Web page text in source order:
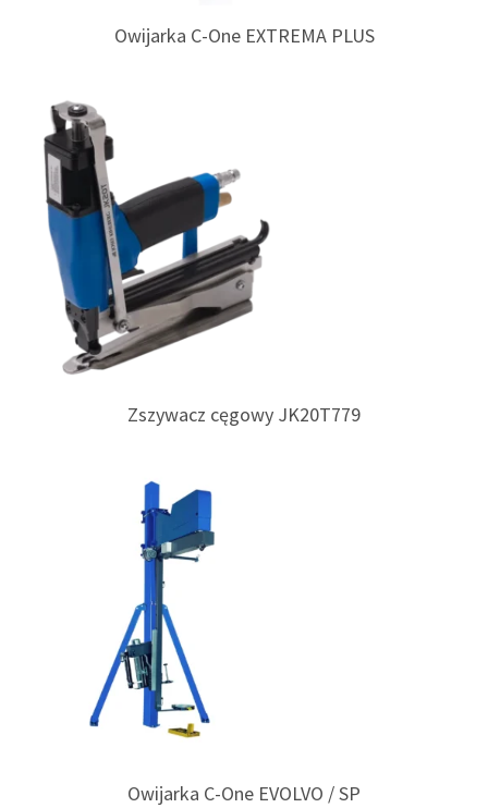
Owijarka C-One EXTREMA PLUS
Zszywacz cęgowy JK20T779
Owijarka C-One EVOLVO / SP